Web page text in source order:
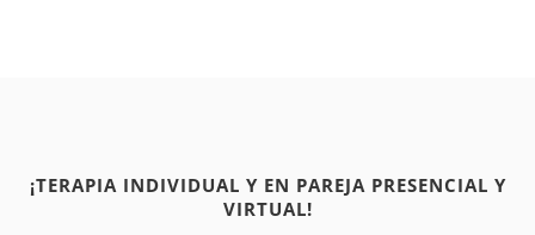
¡TERAPIA INDIVIDUAL Y EN PAREJA PRESENCIAL Y
VIRTUAL!